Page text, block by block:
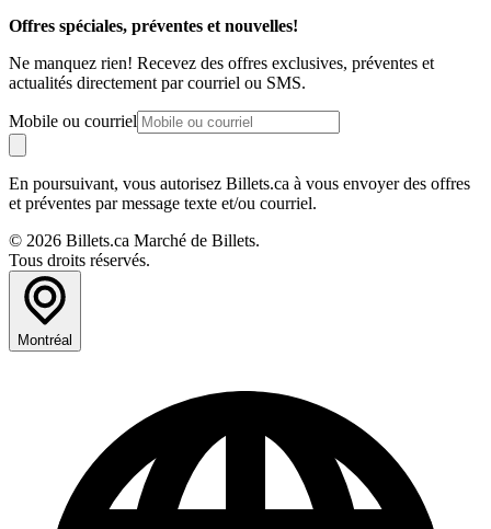
Offres spéciales, préventes et nouvelles!
Ne manquez rien! Recevez des offres exclusives, préventes et
actualités directement par courriel ou SMS.
Mobile ou courriel
En poursuivant, vous autorisez Billets.ca à vous envoyer des offres
et préventes par message texte et/ou courriel.
© 2026 Billets.ca Marché de Billets.
Tous droits réservés.
Montréal